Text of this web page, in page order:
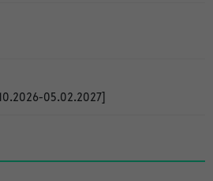
05.02.2027]